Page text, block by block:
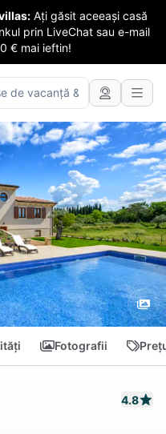
Ați găsit aceeași casă
prin LiveChat sau e-mail
€ mai ieftin!
Fotografii
4.8